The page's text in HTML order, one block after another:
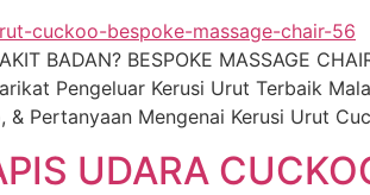
BADAN? BESPOKE MASSAGE
Pengeluar Kerusi Urut Terbaik
& Pertanyaan Mengenai Kerusi Urut
UDARA